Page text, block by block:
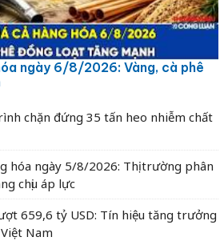
ngày 6/8/2026: Vàng, cà phê
chặn đứng 35 tấn heo nhiễm chất
hóa ngày 5/8/2026: Thị trường phân
chịu áp lực
659,6 tỷ USD: Tín hiệu tăng trưởng
Nam